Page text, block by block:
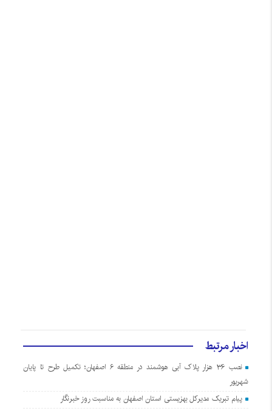
اخبار مرتبط
نصب ۳۶ هزار پلاک آبی هوشمند در منطقه ۶ اصفهان؛ تکمیل طرح تا پایان
شهریور
پیام تبریک مدیرکل بهزیستی استان اصفهان به مناسبت روز خبرنگار